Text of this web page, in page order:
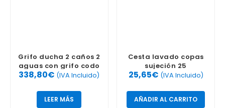
Grifo ducha 2 caños 2
aguas con grifo codo
gerontológico
338,80€ (IVA Incluido)
LEER MÁS
Cesta lavado copas
sujeción 25
compartimentos
25,65€ (IVA Incluido)
AÑADIR AL CARRITO